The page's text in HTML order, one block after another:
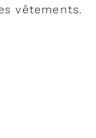
vêtements.